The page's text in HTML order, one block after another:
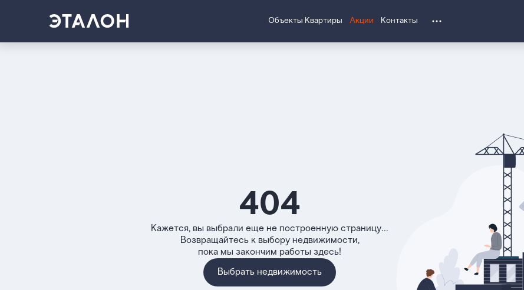
Объекты Квартиры Акции Контакты
404
Кажется, вы выбрали еще не построенную страницу...
Возвращайтесь к выбору недвижимости,
пока мы закончим работы здесь!
Выбрать недвижимость